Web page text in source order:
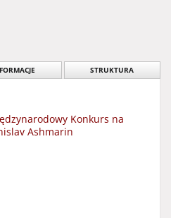
STRUKTURA
Konkurs na
Ashmarin